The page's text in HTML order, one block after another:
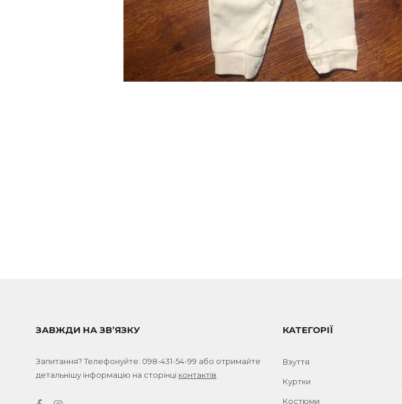
ЗАВЖДИ НА ЗВ’ЯЗКУ
Запитання? Телефонуйте: 098-431-54-99 або отримайте
детальнішу інформацію на сторінці контактів
КАТЕГОРІЇ
Взуття
Куртки
Костюми